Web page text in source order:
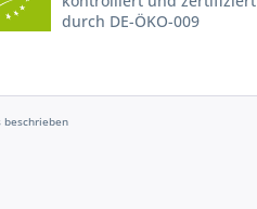
durch DE-ÖKO-009
beschrieben